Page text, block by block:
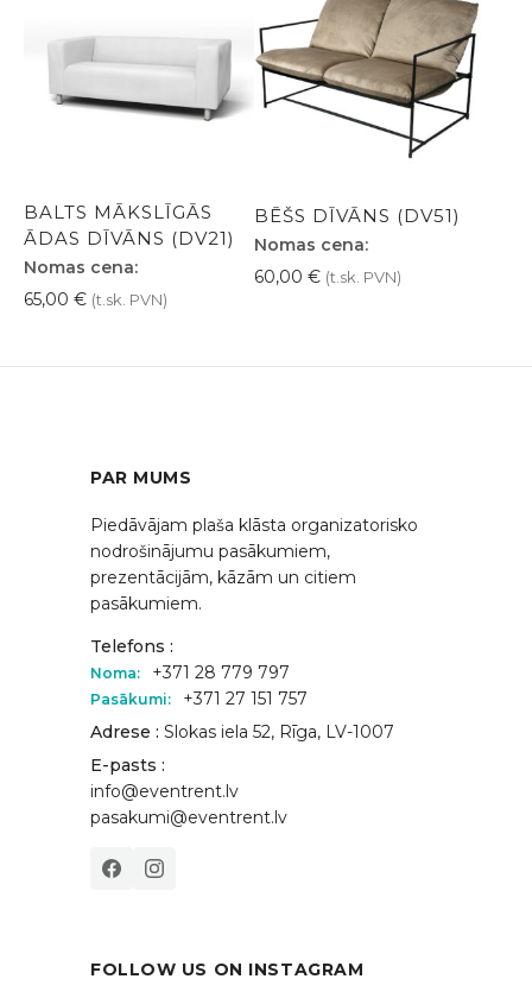
BALTS MĀKSLĪGĀS
ĀDAS DĪVĀNS (DV21)
Nomas cena:
65,00 € (t.sk. PVN)
BĒŠS DĪVĀNS (DV51)
Nomas cena:
60,00 € (t.sk. PVN)
PAR MUMS
Piedāvājam plaša klāsta organizatorisko
nodrošinājumu pasākumiem,
prezentācijām, kāzām un citiem
pasākumiem.
Telefons :
Noma: +371 28 779 797
Pasākumi:
+371 27 151 757
Adrese : Slokas iela 52, Rīga, LV-1007
E-pasts :
info@eventrent.lv
pasakumi@eventrent.lv
FOLLOW US ON INSTAGRAM